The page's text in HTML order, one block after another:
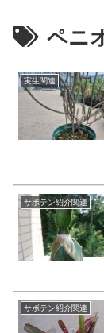
ペニ
実生関連
サボテン紹介関連
サボテン紹介関連